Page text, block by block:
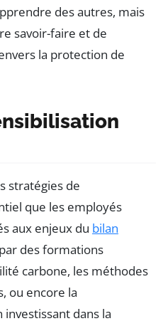
des autres, mais
savoir-faire et de
la protection de
stratégies de
que les employés
aux enjeux du bilan
des formations
carbone, les méthodes
ou encore la
dans la